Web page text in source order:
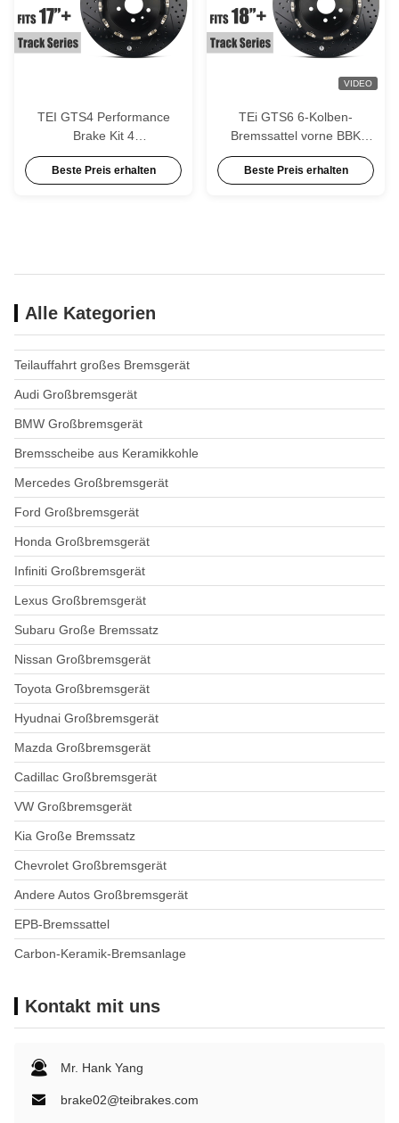
TEI GTS4 Performance
Brake Kit 4
Kolbenbremsverschlüsse
Rennen große Bremssätze
Beste Preis erhalten
VIDEO
TEi GTS6 6-Kolben-
Bremssattel vorne BBK
Racing Brake Kit 18 Zoll 19
Zoll Rad für Toyota GT86
Beste Preis erhalten
Alle Kategorien
Teilauffahrt großes Bremsgerät
Audi Großbremsgerät
BMW Großbremsgerät
Bremsscheibe aus Keramikkohle
Mercedes Großbremsgerät
Ford Großbremsgerät
Honda Großbremsgerät
Infiniti Großbremsgerät
Lexus Großbremsgerät
Subaru Große Bremssatz
Nissan Großbremsgerät
Toyota Großbremsgerät
Hyudnai Großbremsgerät
Mazda Großbremsgerät
Cadillac Großbremsgerät
VW Großbremsgerät
Kia Große Bremssatz
Chevrolet Großbremsgerät
Andere Autos Großbremsgerät
EPB-Bremssattel
Carbon-Keramik-Bremsanlage
Kontakt mit uns
Mr. Hank Yang
brake02@teibrakes.com